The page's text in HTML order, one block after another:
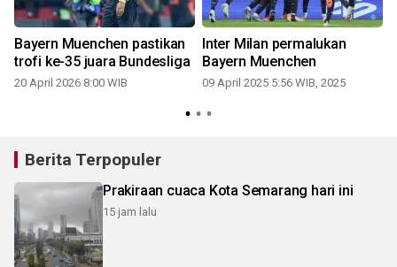
Bayern Muenchen pastikan
trofi ke-35 juara Bundesliga
20 April 2026 8:00 WIB
Inter Milan permalukan
Bayern Muenchen
09 April 2025 5:56 WIB, 2025
Berita Terpopuler
Prakiraan cuaca Kota Semarang hari ini
15 jam lalu